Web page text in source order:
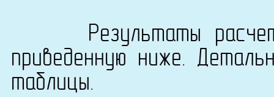
Результаты расчета
приведенную ниже.
таблицы.